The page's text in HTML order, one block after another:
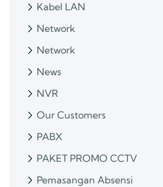
Kabel LAN
Network
Network
News
NVR
Our Customers
PABX
PAKET PROMO CCTV
Pemasangan Absensi